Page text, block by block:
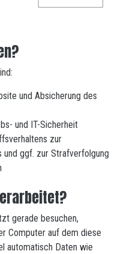
und Absicherung des
und IT-Sicherheit
zur
und ggf. zur Strafverfolgung
gerade besuchen,
Computer auf dem diese
automatisch Daten wie